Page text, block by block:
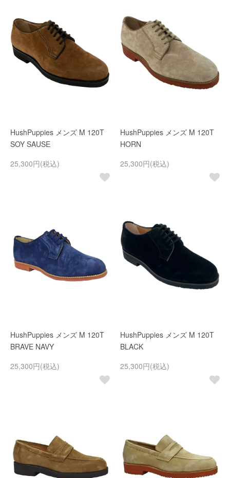
HushPuppies メンズ M 120T
SOY SAUSE
25,300円(税込)
HushPuppies メンズ M 120T
HORN
25,300円(税込)
HushPuppies メンズ M 120T
BRAVE NAVY
25,300円(税込)
HushPuppies メンズ M 120T
BLACK
25,300円(税込)